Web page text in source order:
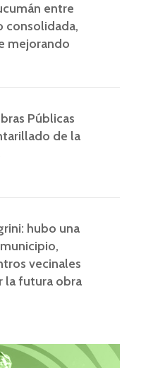
entre
consolidada,
mejorando
Públicas
de la
hubo una
vecinales
la futura obra